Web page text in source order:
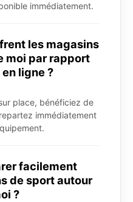
immédiatement.
les magasins
moi par rapport
ligne ?
place, bénéficiez de
immédiatement
facilement
de sport autour
?